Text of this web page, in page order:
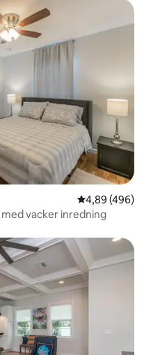
4,89 av 5 i
4,89 (496)
vacker inredning